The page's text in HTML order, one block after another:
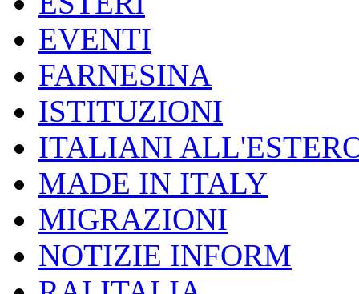
EVENTI
FARNESINA
ISTITUZIONI
ITALIANI
MADE IN ITALY
MIGRAZIONI
NOTIZIE INFORM